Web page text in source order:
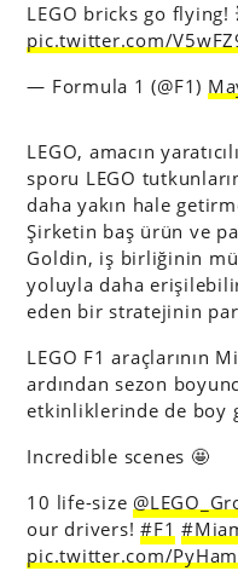
LEGO bricks go flying!
pic.twitter.com/
— Formula 1 (@F1)
LEGO, amacın
sporu LEGO
daha yakın hale
Şirketin baş ürün ve
Goldin, iş birliğinin
yoluyla daha
eden bir stratejinin
LEGO F1 araçlarının
ardından sezon
etkinliklerinde de boy
Incredible scenes 🤩
10 life-size
our drivers!#F1
pic.twitter.com/